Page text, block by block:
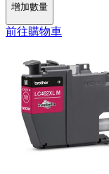
增加數量
前往購物車